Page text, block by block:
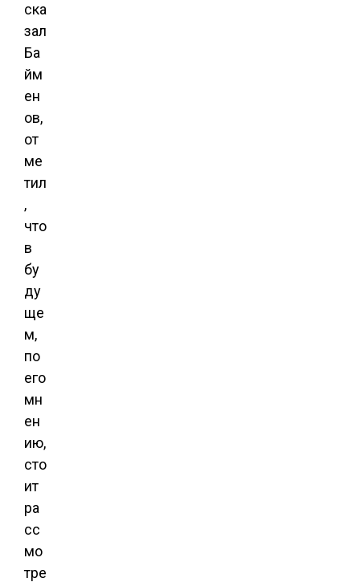
ска
зал
Ба
йм
ен
ов,
от
ме
тил
,
что
в
бу
ду
ще
м,
по
его
мн
ен
ию,
сто
ит
ра
сс
мо
тре